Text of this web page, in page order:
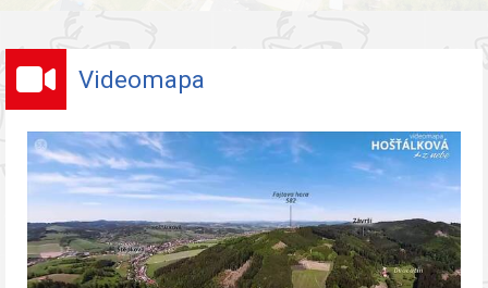
Videomapa